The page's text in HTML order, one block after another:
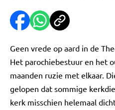
Geen vrede op aard in de
Het parochiebestuur en het
maanden ruzie met elkaar.
gelopen dat sommige
kerk misschien helemaal